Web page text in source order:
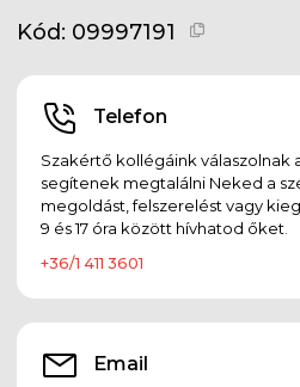
Kód: 09997191
Telefon
Szakértő kollégáink válaszolnak
segítenek megtalálni Neked a
megoldást, felszerelést vagy
9 és 17 óra között hívhatod őket.
+36/1 411 3601
Email